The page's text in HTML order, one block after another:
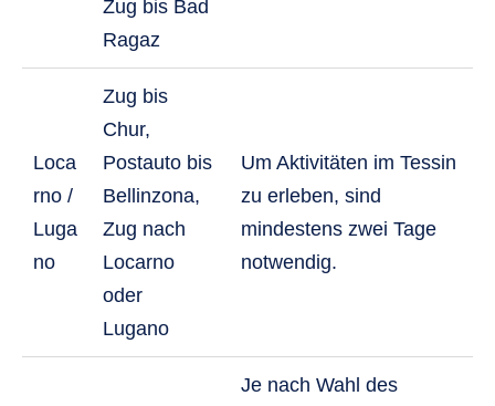
Zug bis Bad
Ragaz
Loca
rno /
Luga
no
Zug bis
Chur,
Postauto bis
Bellinzona,
Zug nach
Locarno
oder
Lugano
Um Aktivitäten im Tessin
zu erleben, sind
mindestens zwei Tage
notwendig.
Je nach Wahl des